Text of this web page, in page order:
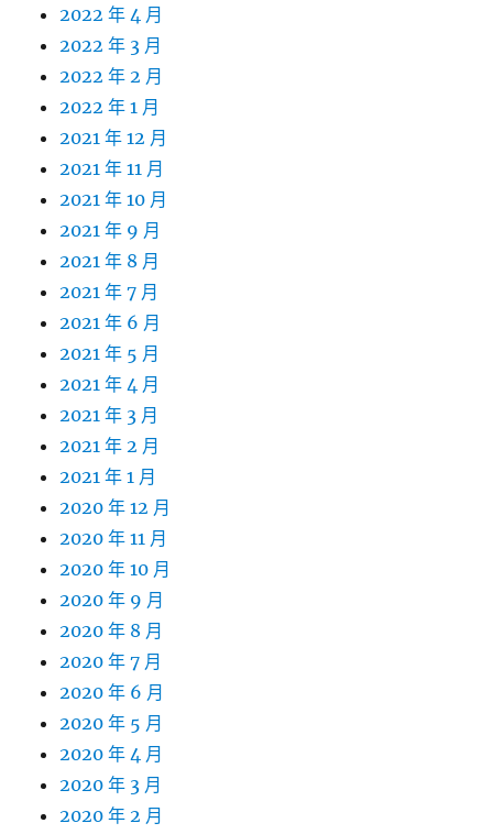
2022 年 4 月
2022 年 3 月
2022 年 2 月
2022 年 1 月
2021 年 12 月
2021 年 11 月
2021 年 10 月
2021 年 9 月
2021 年 8 月
2021 年 7 月
2021 年 6 月
2021 年 5 月
2021 年 4 月
2021 年 3 月
2021 年 2 月
2021 年 1 月
2020 年 12 月
2020 年 11 月
2020 年 10 月
2020 年 9 月
2020 年 8 月
2020 年 7 月
2020 年 6 月
2020 年 5 月
2020 年 4 月
2020 年 3 月
2020 年 2 月